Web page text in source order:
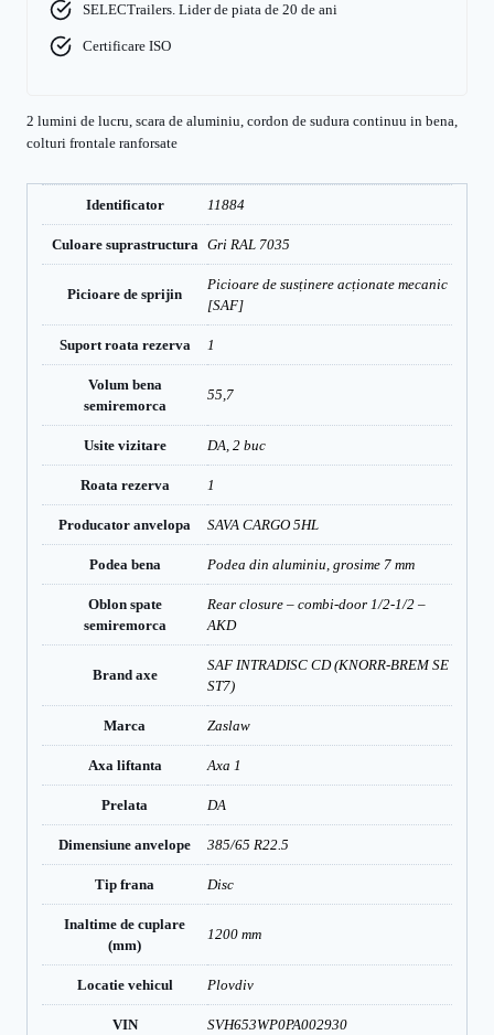
SELECTrailers. Lider de piata de 20 de ani
Certificare ISO
2 lumini de lucru, scara de aluminiu, cordon de sudura continuu in bena,
colturi frontale ranforsate
Identificator 11884
Culoare suprastructura Gri RAL 7035
Picioare de sprijin
Picioare de susținere acționate mecanic
[SAF]
Suport roata rezerva 1
Volum bena
semiremorca
55,7
Usite vizitare DA, 2 buc
Roata rezerva 1
Producator anvelopa SAVA CARGO 5HL
Podea bena Podea din aluminiu, grosime 7 mm
Oblon spate
semiremorca
Rear closure – combi-door 1/2-1/2 –
AKD
Brand axe
SAF INTRADISC CD (KNORR-BREM SE
ST7)
Marca Zaslaw
Axa liftanta Axa 1
Prelata DA
Dimensiune anvelope 385/65 R22.5
Tip frana Disc
Inaltime de cuplare
(mm)
1200 mm
Locatie vehicul Plovdiv
VIN SVH653WP0PA002930